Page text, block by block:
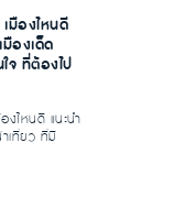
มืองไหนดี
มืองเด็ด
จ ที่ต้องไป
งไหนดี แนะนำ
เที่ยว ที่มี